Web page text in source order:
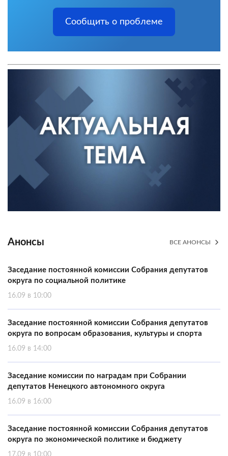
Сообщить о проблеме
Анонсы ВСЕ АНОНСЫ
Заседание постоянной комиссии Собрания депутатов
округа по социальной политике
16.09 в 10:00
Заседание постоянной комиссии Собрания депутатов
округа по вопросам образования, культуры и спорта
16.09 в 14:00
Заседание комиссии по наградам при Собрании
депутатов Ненецкого автономного округа
16.09 в 16:00
Заседание постоянной комиссии Собрания депутатов
округа по экономической политике и бюджету
17.09 в 10:00